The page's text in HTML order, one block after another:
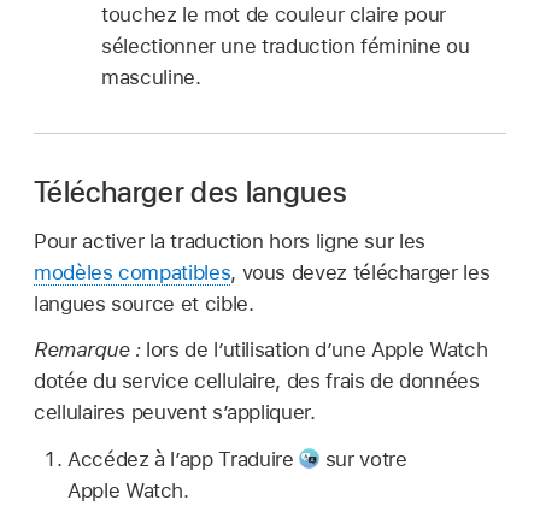
touchez le mot de couleur claire pour
sélectionner une traduction féminine ou
masculine.
Télécharger des langues
Pour activer la traduction hors ligne sur les
modèles compatibles, vous devez télécharger les
langues source et cible.
Remarque : lors de l’utilisation d’une Apple Watch
dotée du service cellulaire, des frais de données
cellulaires peuvent s’appliquer.
Accédez à l’app Traduire
sur votre
Apple Watch.